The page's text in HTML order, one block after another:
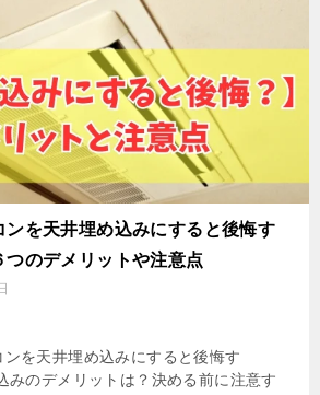
ンを天井埋め込みにすると後悔す
つのデメリットや注意点
ンを天井埋め込みにすると後悔す
みのデメリットは？決める前に注意す